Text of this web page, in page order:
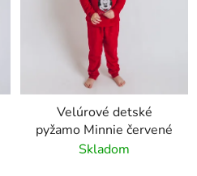
Velúrové detské
pyžamo Minnie červené
Skladom